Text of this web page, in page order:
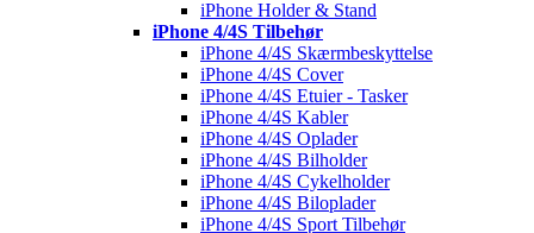
iPhone Holder & Stand
iPhone 4/4S Tilbehør
iPhone 4/4S Skærmbeskyttelse
iPhone 4/4S Cover
iPhone 4/4S Etuier - Tasker
iPhone 4/4S Kabler
iPhone 4/4S Oplader
iPhone 4/4S Bilholder
iPhone 4/4S Cykelholder
iPhone 4/4S Biloplader
iPhone 4/4S Sport Tilbehør